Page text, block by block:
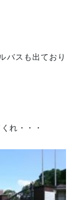
バスも出ており
れ・・・